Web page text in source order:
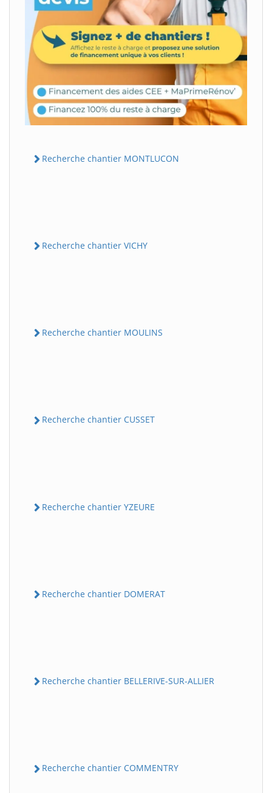
Recherche chantier MONTLUCON
Recherche chantier VICHY
Recherche chantier MOULINS
Recherche chantier CUSSET
Recherche chantier YZEURE
Recherche chantier DOMERAT
Recherche chantier BELLERIVE-SUR-ALLIER
Recherche chantier COMMENTRY